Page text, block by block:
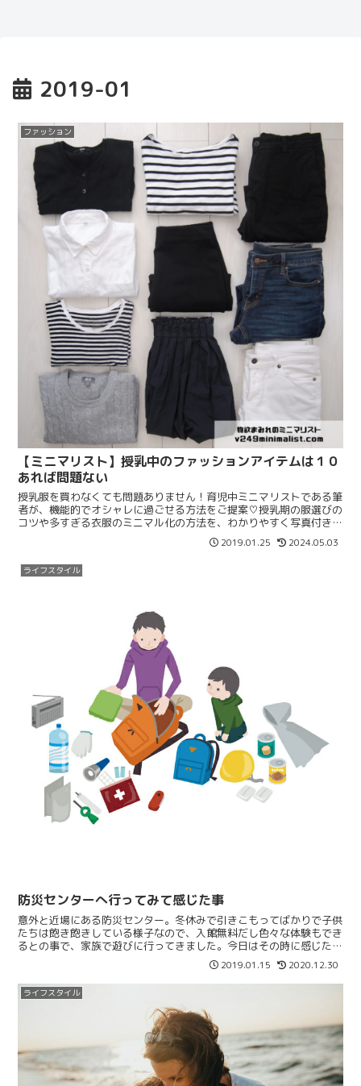
2019-01
ファッション
【ミニマリスト】授乳中のファッションアイテムは１０
あれば問題ない
授乳服を買わなくても問題ありません！育児中ミニマリストである筆
者が、機能的でオシャレに過ごせる方法をご提案♡授乳期の服選びの
コツや多すぎる衣服のミニマル化の方法を、わかりやすく写真付きで
2019.01.25 2024.05.03
ライフスタイル
防災センターへ行ってみて感じた事
意外と近場にある防災センター。冬休みで引きこもってばかりで子供
たちは飽き飽きしている様子なので、入館無料だし色々な体験もでき
るとの事で、家族で遊びに行ってきました。今日はその時に感じた事
をまとめてみようと思います！実際に体験してみたよ！煙の...
2019.01.15 2020.12.30
ライフスタイル